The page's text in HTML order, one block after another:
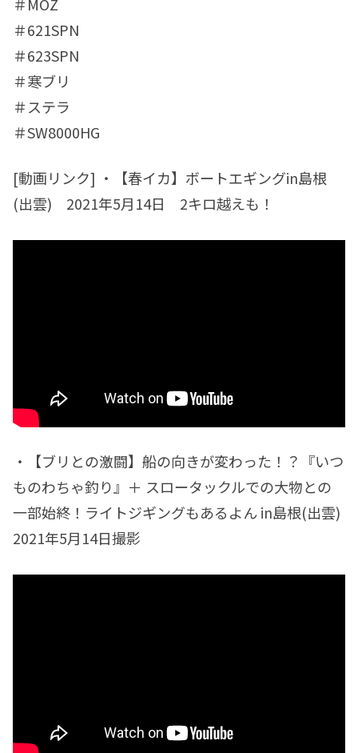
＃621SPN
＃623SPN
＃寒ブリ
＃ステラ
＃SW8000HG
[動画リンク] ・【春イカ】ボートエギングin島根
(出雲) 2021年5月14日 2キロ越えも！
・【ブリとの激闘】船の向きが変わった！？『いつ
ものわちゃ釣り』＋ スロータックルでの大物との
一部始終！ライトジギングもあるよん in島根(出雲)
2021年5月14日撮影